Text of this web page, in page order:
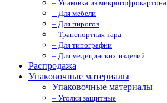
– Упаковка из микрогофрокартона
– Для мебели
– Для пирогов
– Транспортная тара
– Для типографии
– Для медицинских изделий
Распродажа
Упаковочные материалы
Упаковочные материалы
– Уголки защитные